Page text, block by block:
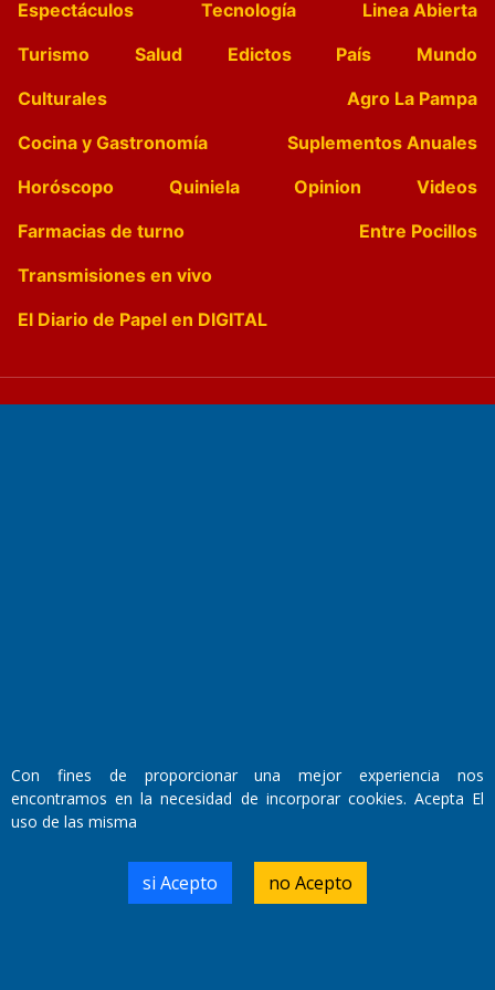
Espectáculos
Tecnología
Linea Abierta
Turismo
Salud Edictos País
Mundo
Culturales
Agro La Pampa
Cocina y Gastronomía
Suplementos Anuales
Horóscopo
Quiniela Opinion
Videos
Farmacias de turno
Entre Pocillos
Transmisiones en vivo
El Diario de Papel en DIGITAL
Domicilio Legal: José Ingenieros 855,
Número de Registro DNDA:
RL-2019-55551274-APN-DNDA#MJ
Con fines de proporcionar una mejor experiencia nos
encontramos en la necesidad de incorporar cookies. Acepta El
uso de las misma
si Acepto no Acepto